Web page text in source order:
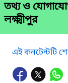
তথ্য ও
লক্ষ্মীপুর
এই কনটেন্টটি